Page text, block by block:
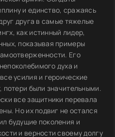
и единство, сражаясь
друга в самые тяжелые
как истинный лидер,
показывая примеры
Его
духа и
усилия и героические
потери были значительными.
все защитники перевала
Но их подвиг не остался
будущие поколения и
и верности своему долгу